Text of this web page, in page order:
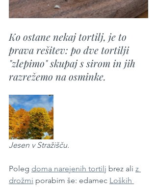
Ko ostane nekaj tortilj, je to
prava rešitev: po dve tortilji
"zlepimo" skupaj s sirom in jih
razrežemo na osminke.
Jesen v Stražišču.
Poleg doma narejenih tortilj brez ali z
drožmi porabim še: edamec Loških